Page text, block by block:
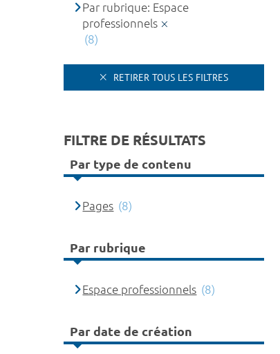
Par rubrique: Espace
professionnels
(8)
RETIRER TOUS LES FILTRES
FILTRE DE RÉSULTATS
Par type de contenu
Pages (8)
Par rubrique
Espace professionnels (8)
Par date de création